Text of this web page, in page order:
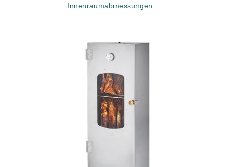
Innenraumabmessungen:...